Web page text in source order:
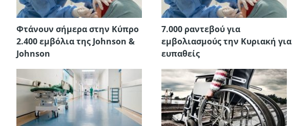
Φτάνουν σήμερα στην Κύπρο
2.400 εμβόλια της Johnson &
Johnson
7.000 ραντεβού για
εμβολιασμούς την Κυριακή για
ευπαθείς